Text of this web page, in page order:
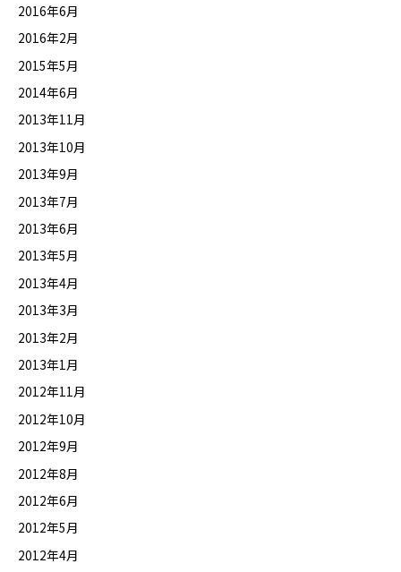
2016年6月
2016年2月
2015年5月
2014年6月
2013年11月
2013年10月
2013年9月
2013年7月
2013年6月
2013年5月
2013年4月
2013年3月
2013年2月
2013年1月
2012年11月
2012年10月
2012年9月
2012年8月
2012年6月
2012年5月
2012年4月